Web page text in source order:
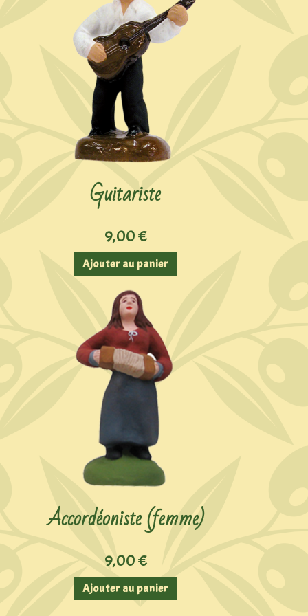
Guitariste
9,00€
Ajouter au panier
Accordéoniste (femme)
9,00€
Ajouter au panier